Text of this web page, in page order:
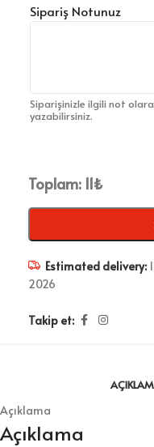
Sipariş Notunuz
Siparişinizle ilgili not
yazabilirsiniz.
Toplam: 11₺
Estimated delivery:
2026
Takip et:
Açıklama
Açıklama